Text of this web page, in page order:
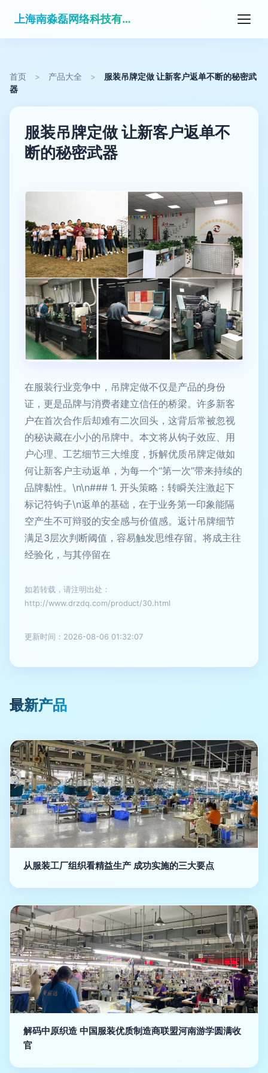
上海南淼磊网络科技有限公司
首页 > 产品大全 >
服装吊牌定做 让新客户返单不断的秘密武
器
服装吊牌定做 让新客户返单不
断的秘密武器
在服装行业竞争中，吊牌定做不仅是产品的身份
证，更是品牌与消费者建立信任的桥梁。许多新客
户在首次合作后却难有二次回头，这背后常被忽视
的秘诀藏在小小的吊牌中。本文将从钩子效应、用
户心理、工艺细节三大维度，拆解优质吊牌定做如
何让新客户主动返单，为每一个“第一次”带来持续的
品牌黏性。\n\n### 1. 开头策略：转瞬关注激起下
标记符钩子\n返单的基础，在于业务第一印象能隔
空产生不可辩驳的安全感与价值感。返计吊牌细节
满足3层次判断阈值，容易触发思维存留。将成主往
经验化，与其停留在
如若转载，请注明出处：
http://www.drzdq.com/product/30.html
更新时间：2026-08-06 01:32:07
最新产品
从服装工厂组织看精益生产 成功实施的三大要点
解码中原织造 中国服装优质制造商联盟河南游学圆满收
官